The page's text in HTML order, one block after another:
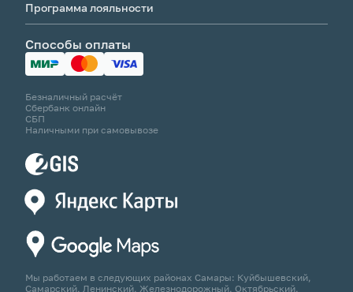
Программа лояльности
Способы оплаты
Безналичный расчёт
Сбербанк онлайн
СБП
Наличными при самовывозе
Мы работаем в следующих районах Самары: Куйбышевский,
Самарский, Ленинский, Железнодорожный, Октябрьский,